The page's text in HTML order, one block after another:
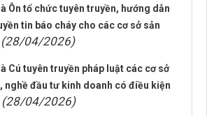
Ôn tổ chức tuyên truyền, hướng dẫn
tin báo cháy cho các cơ sở sản
(28/04/2026)
Cú tuyên truyền pháp luật các cơ sở
nghề đầu tư kinh doanh có điều kiện
(28/04/2026)